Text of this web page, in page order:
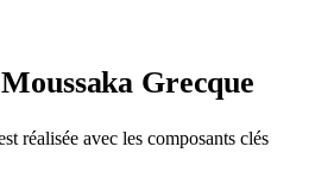
Grecque
réalisée avec les composants clés